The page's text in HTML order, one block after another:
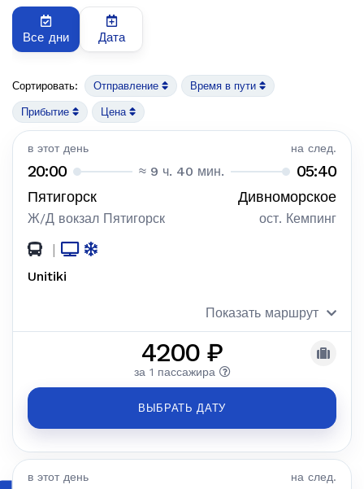
Все дни Дата
Сортировать: Отправление Время в пути
Прибытие Цена
в этот день на след.
20:00 ≈ 9 ч. 40 мин. 05:40
Пятигорск Дивноморское
Ж/Д вокзал Пятигорск ост. Кемпинг
|
Unitiki
Показать маршрут
4200 ₽
за 1 пассажира
ВЫБРАТЬ ДАТУ
в этот день на след.